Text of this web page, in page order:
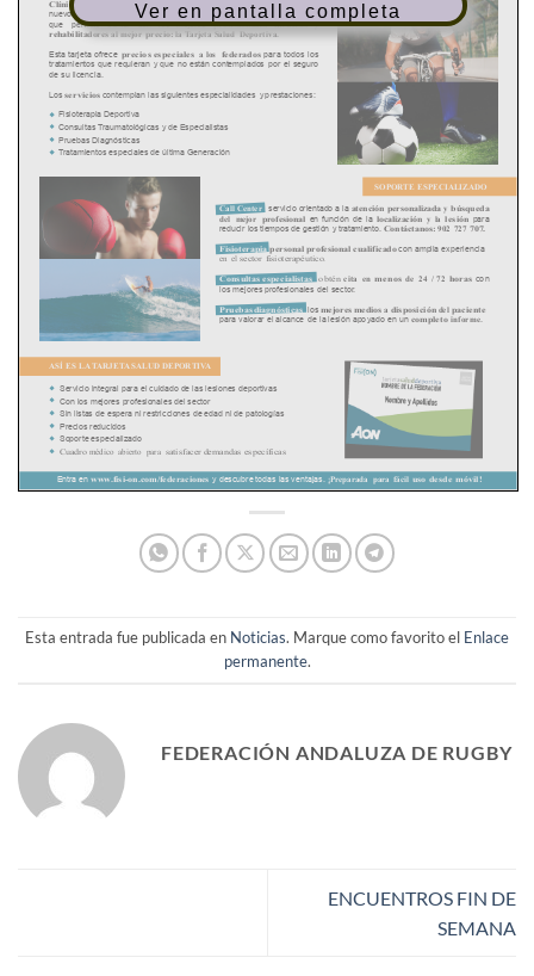
Ver en pantalla completa
Esta entrada fue publicada en Noticias. Marque como favorito el Enlace
permanente.
FEDERACIÓN ANDALUZA DE RUGBY
ENCUENTROS FIN DE
SEMANA